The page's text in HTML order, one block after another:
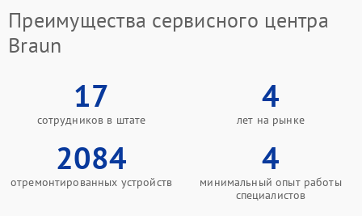
Преимущества сервисного центра
Braun
17
сотрудников в штате
4
лет на рынке
2084
отремонтированных устройств
4
минимальный опыт работы
специалистов